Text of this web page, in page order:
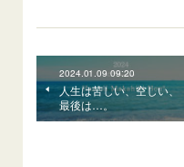
2024.01.09 09:20
人生は苦しい、空しい、
最後は…。